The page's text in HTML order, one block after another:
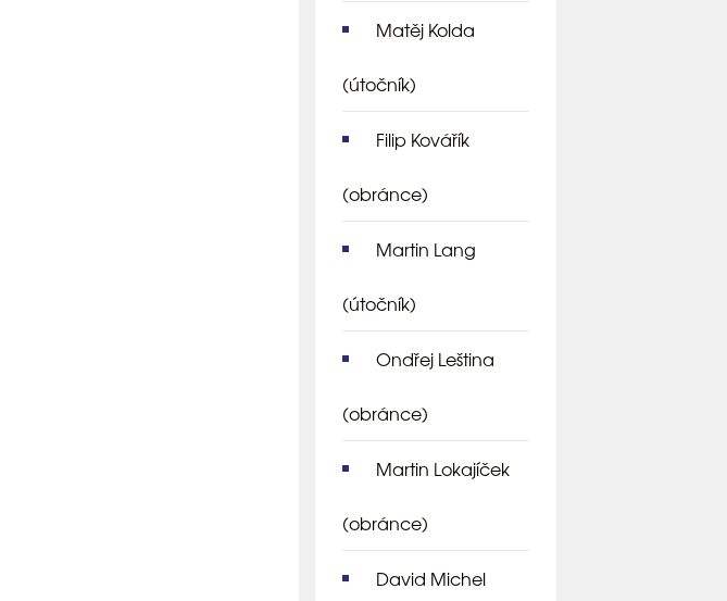
Matěj Kolda
(útočník)
Filip Kovářík
(obránce)
Martin Lang
(útočník)
Ondřej Leština
(obránce)
Martin Lokajíček
(obránce)
David Michel